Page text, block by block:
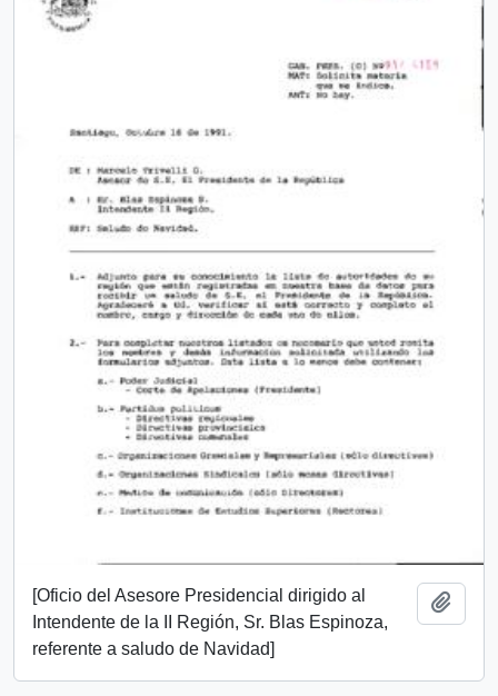
[Oficio del Asesore Presidencial dirigido al
Intendente de la II Región, Sr. Blas Espinoza,
referente a saludo de Navidad]